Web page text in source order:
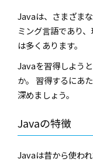
Javaは、さまざま
ミング言語であり
は多くあります。
Javaを習得しよう
か。 習得するにあ
深めましょう。
Javaの特徴
Javaは昔から使わ